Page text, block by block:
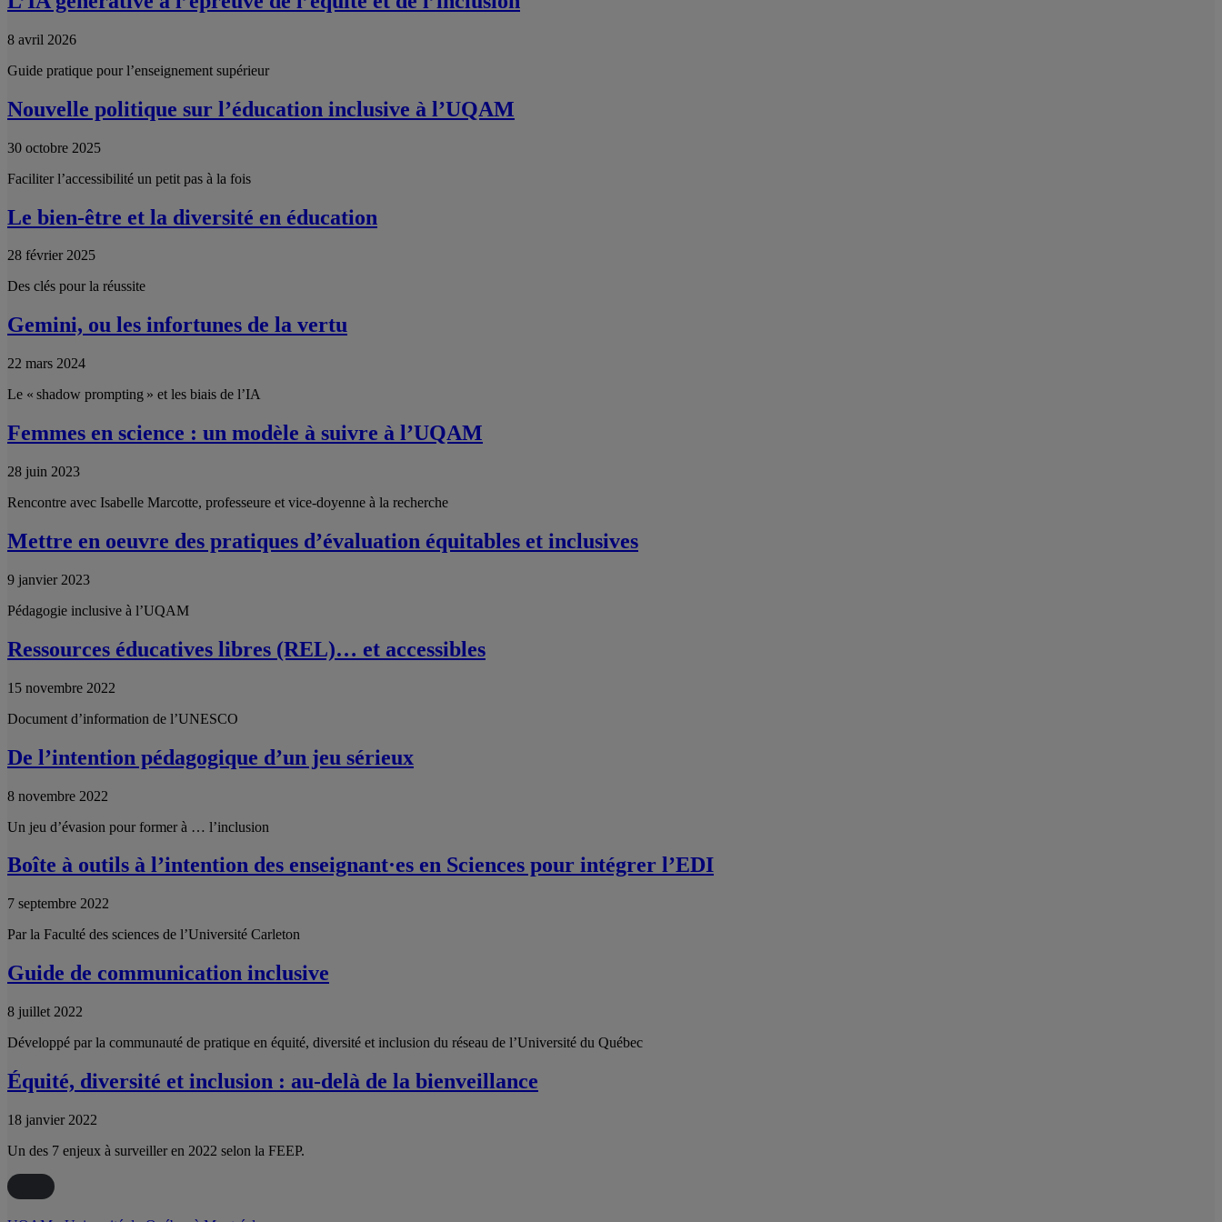
8 avril 2026
Guide pratique pour l’enseignement supérieur
Nouvelle politique sur l’éducation inclusive à l’UQAM
30 octobre 2025
Faciliter l’accessibilité un petit pas à la fois
Le bien-être et la diversité en éducation
28 février 2025
Des clés pour la réussite
Gemini, ou les infortunes de la vertu
22 mars 2024
Le « shadow prompting » et les biais de l’IA
Femmes en science : un modèle à suivre à l’UQAM
28 juin 2023
Rencontre avec Isabelle Marcotte, professeure et vice-doyenne à la recherche
Mettre en oeuvre des pratiques d’évaluation équitables et inclusives
9 janvier 2023
Pédagogie inclusive à l’UQAM
Ressources éducatives libres (REL)… et accessibles
15 novembre 2022
Document d’information de l’UNESCO
De l’intention pédagogique d’un jeu sérieux
8 novembre 2022
Un jeu d’évasion pour former à … l’inclusion
Boîte à outils à l’intention des enseignant·es en Sciences pour intégrer l’EDI
7 septembre 2022
Par la Faculté des sciences de l’Université Carleton
Guide de communication inclusive
8 juillet 2022
Développé par la communauté de pratique en équité, diversité et inclusion du réseau de l’Université du Québec
Équité, diversité et inclusion : au-delà de la bienveillance
18 janvier 2022
Un des 7 enjeux à surveiller en 2022 selon la FEEP.